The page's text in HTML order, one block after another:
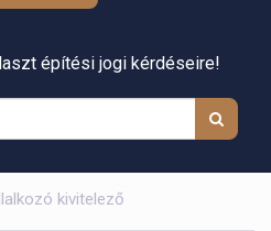
építési jogi kérdéseire!
kivitelező